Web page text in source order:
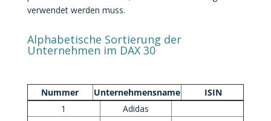
verwendet werden muss.
Alphabetische Sortierung der
Unternehmen im DAX 30
Nummer Unternehmensname
ISIN
1
Adidas